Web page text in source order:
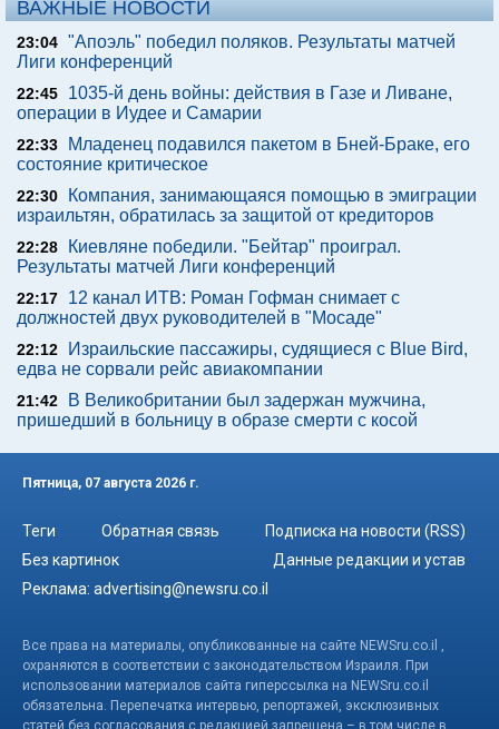
ВАЖНЫЕ НОВОСТИ
23:04 "Апоэль" победил поляков. Результаты матчей
Лиги конференций
22:45
1035-й день войны: действия в Газе и Ливане,
операции в Иудее и Самарии
22:33
Младенец подавился пакетом в Бней-Браке, его
состояние критическое
22:30
Компания, занимающаяся помощью в эмиграции
израильтян, обратилась за защитой от кредиторов
22:28
Киевляне победили. "Бейтар" проиграл.
Результаты матчей Лиги конференций
22:17
12 канал ИТВ: Роман Гофман снимает с
должностей двух руководителей в "Мосаде"
22:12
Израильские пассажиры, судящиеся с Blue Bird,
едва не сорвали рейс авиакомпании
21:42
В Великобритании был задержан мужчина,
пришедший в больницу в образе смерти с косой
Пятница, 07 августа 2026 г.
Теги Обратная связь
Подписка на новости (RSS)
Без картинок
Данные редакции и устав
Реклама: advertising@newsru.co.il
Все права на материалы, опубликованные на сайте NEWSru.co.il ,
охраняются в соответствии с законодательством Израиля. При
использовании материалов сайта гиперссылка на NEWSru.co.il
обязательна. Перепечатка интервью, репортажей, эксклюзивных
статей без согласования с редакцией запрещена – в том числе в